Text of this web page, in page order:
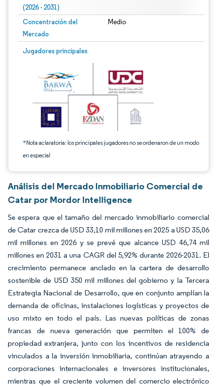
(2026 - 2031)
Concentración del
Mercado
Medio
Jugadores principales
*Nota aclaratoria: los principales jugadores no se ordenaron de un modo
en especial
Imagen © Mordor Intelligence. El uso requiere atribución según CC BY 4.0.
Análisis del Mercado Inmobiliario Comercial de
Catar por Mordor Intelligence
Se espera que el tamaño del mercado inmobiliario comercial
de Catar crezca de USD 33,10 mil millones en 2025 a USD 35,06
mil millones en 2026 y se prevé que alcance USD 46,74 mil
millones en 2031 a una CAGR del 5,92% durante 2026-2031. El
crecimiento permanece anclado en la cartera de desarrollo
sostenible de USD 350 mil millones del gobierno y la Tercera
Estrategia Nacional de Desarrollo, que en conjunto amplían la
demanda de oficinas, instalaciones logísticas y proyectos de
uso mixto en todo el país. Las nuevas políticas de zonas
francas de nueva generación que permiten el 100% de
propiedad extranjera, junto con los incentivos de residencia
vinculados a la inversión inmobiliaria, continúan atrayendo a
corporaciones internacionales e inversores institucionales,
mientras que el creciente volumen del comercio electrónico